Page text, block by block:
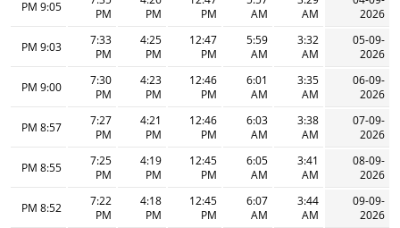
2026
AM
AM
PM
PM
PM
9:05 PM
05-09-
2026
3:32
AM
5:59
AM
12:47
PM
4:25
PM
7:33
PM
9:03 PM
06-09-
2026
3:35
AM
6:01
AM
12:46
PM
4:23
PM
7:30
PM
9:00 PM
07-09-
2026
3:38
AM
6:03
AM
12:46
PM
4:21
PM
7:27
PM
8:57 PM
08-09-
2026
3:41
AM
6:05
AM
12:45
PM
4:19
PM
7:25
PM
8:55 PM
09-09-
2026
3:44
AM
6:07
AM
12:45
PM
4:18
PM
7:22
PM
8:52 PM